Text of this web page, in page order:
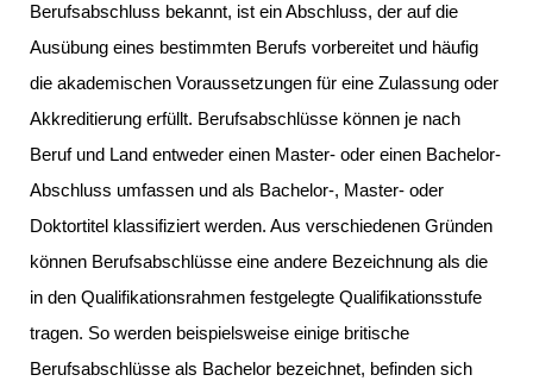
Berufsabschluss bekannt, ist ein Abschluss, der auf die
Ausübung eines bestimmten Berufs vorbereitet und häufig
die akademischen Voraussetzungen für eine Zulassung oder
Akkreditierung erfüllt. Berufsabschlüsse können je nach
Beruf und Land entweder einen Master- oder einen Bachelor-
Abschluss umfassen und als Bachelor-, Master- oder
Doktortitel klassifiziert werden. Aus verschiedenen Gründen
können Berufsabschlüsse eine andere Bezeichnung als die
in den Qualifikationsrahmen festgelegte Qualifikationsstufe
tragen. So werden beispielsweise einige britische
Berufsabschlüsse als Bachelor bezeichnet, befinden sich